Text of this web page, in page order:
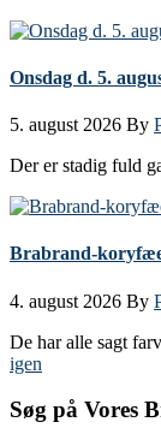
Onsdag d. 5.
5. august 2026 By
Der er stadig fuld
Brabrand-
4. august 2026 By
De har alle sagt
igen
Søg på Vores